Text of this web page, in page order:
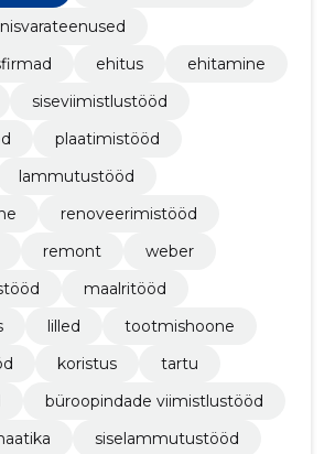
ehitus
ehitamine
siseviimistlustööd
plaatimistööd
lammutustööd
renoveerimistööd
remont
weber
maalritööd
lilled
tootmishoone
koristus
tartu
büroopindade viimistlustööd
siselammutustööd